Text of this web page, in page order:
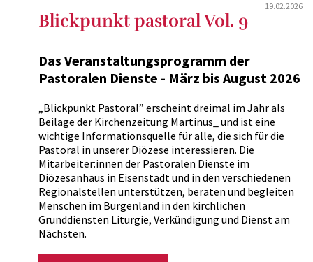
19.02.2026
Blickpunkt pastoral Vol. 9
Das Veranstaltungsprogramm der
Pastoralen Dienste - März bis August 2026
„Blickpunkt Pastoral” erscheint dreimal im Jahr als
Beilage der Kirchenzeitung Martinus_ und ist eine
wichtige Informationsquelle für alle, die sich für die
Pastoral in unserer Diözese interessieren. Die
Mitarbeiter:innen der Pastoralen Dienste im
Diözesanhaus in Eisenstadt und in den verschiedenen
Regionalstellen unterstützen, beraten und begleiten
Menschen im Burgenland in den kirchlichen
Grunddiensten Liturgie, Verkündigung und Dienst am
Nächsten.